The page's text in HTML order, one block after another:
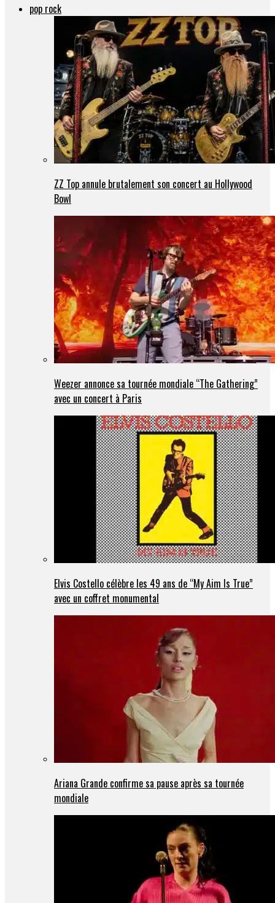
pop rock
ZZ Top annule brutalement son concert au Hollywood
Bowl
Weezer annonce sa tournée mondiale “The Gathering”
avec un concert à Paris
Elvis Costello célèbre les 49 ans de “My Aim Is True”
avec un coffret monumental
Ariana Grande confirme sa pause après sa tournée
mondiale